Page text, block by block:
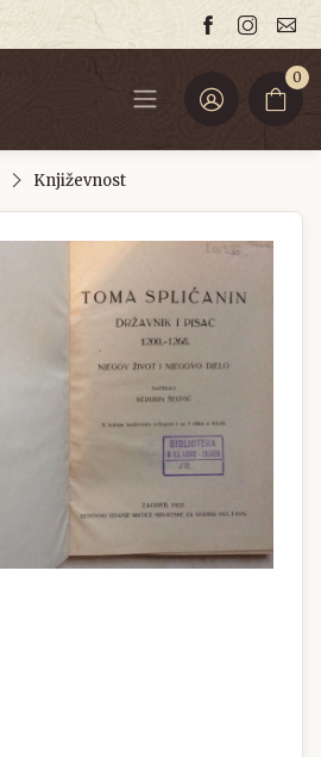
0
Književnost